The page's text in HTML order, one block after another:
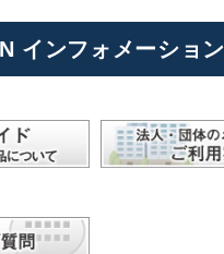
インフォメーション